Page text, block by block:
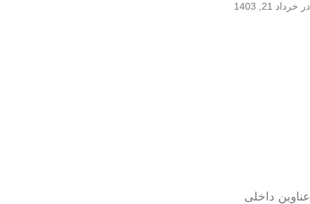
در خرداد 21, 1403
عناوین داخلی